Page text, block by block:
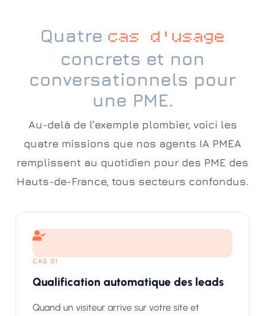
Quatre cas d'usage
concrets et non
conversationnels pour
une PME.
Au-delà de l’exemple plombier, voici les
quatre missions que nos agents IA PMEA
remplissent au quotidien pour des PME des
Hauts-de-France, tous secteurs confondus.
CAS 01
Qualification automatique des leads
Quand un visiteur arrive sur votre site et